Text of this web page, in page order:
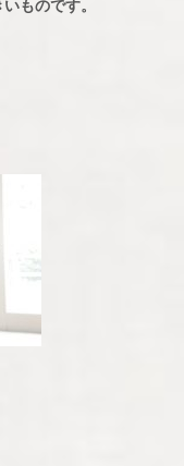
ものです。